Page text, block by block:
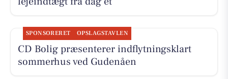
SPONSORERET OPSLAGSTAVLEN
CD Bolig præsenterer indflytningsklart
sommerhus ved Gudenåen